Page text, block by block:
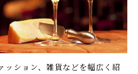
ッション、雑貨などを幅広く紹